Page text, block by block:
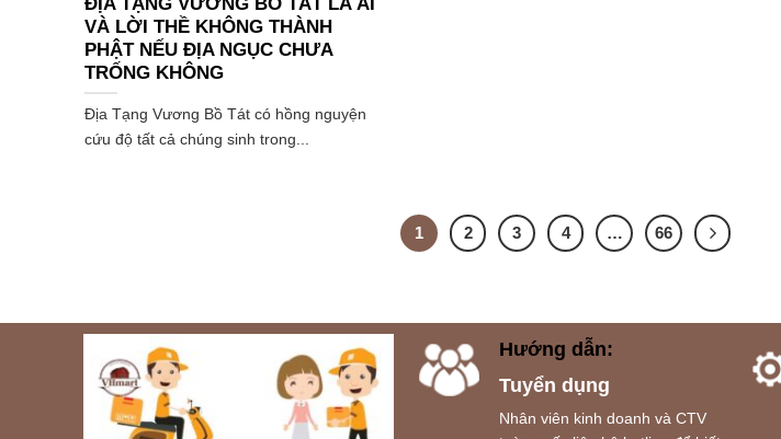
VÀ LỜI THỀ KHÔNG THÀNH
PHẬT NẾU ĐỊA NGỤC CHƯA
TRỐNG KHÔNG
Địa Tạng Vương Bồ Tát có hồng nguyện
cứu độ tất cả chúng sinh trong...
1 2 3 4 … 66
Hướng dẫn:
Tuyển dụng
Nhân viên kinh doanh và CTV